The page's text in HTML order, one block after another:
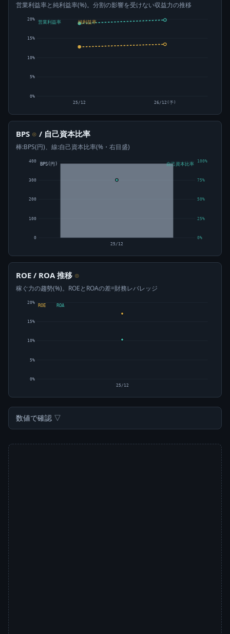
営業利益率と純利益率(%)。分割の影響を受けない収益力の推移
0%
5%
10%
15%
20%
営業利益率 純利益率
25/12 26/12(予)
BPS ⊙ / 自己資本比率
棒:BPS(円)、線:自己資本比率(%・右目盛)
0
100
200
300
400
0%
25%
50%
75%
100%
25/12
BPS(円) 自己資本比率
ROE / ROA 推移 ⊙
稼ぐ力の趨勢(%)。ROEとROAの差=財務レバレッジ
0%
5%
10%
15%
20%
ROE ROA
25/12
数値で確認 ▽